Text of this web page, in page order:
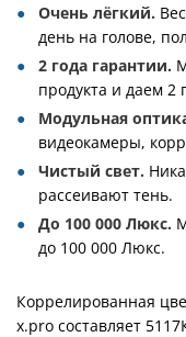
Очень лёгкий.
день на голове,
2 года гарантии.
продукта и даем 2
Модульная
видеокамеры,
Чистый свет.
рассеивают тень.
До 100 000 Люкс.
до 100 000 Люкс.
Коррелированная
x.pro составляет